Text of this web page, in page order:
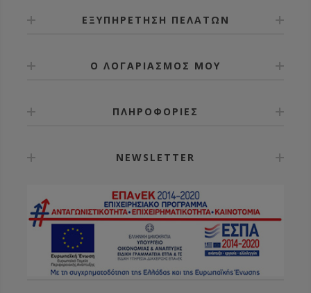
ΕΞΥΠΗΡΕΤΗΣΗ ΠΕΛΑΤΩΝ
Ο ΛΟΓΑΡΙΑΣΜΟΣ ΜΟΥ
ΠΛΗΡΟΦΟΡΙΕΣ
NEWSLETTER